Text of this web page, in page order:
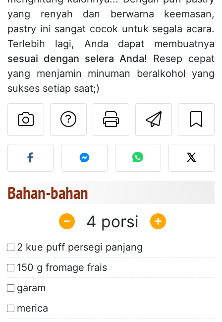
yang renyah dan berwarna keemasan,
pastry ini sangat cocok untuk segala acara.
Terlebih lagi, Anda dapat membuatnya
sesuai dengan selera Anda! Resep cepat
yang menjamin minuman beralkohol yang
sukses setiap saat;)
Kirim
Cetak
Mengajukan
Unggah foto Anda dari
Bahan-bahan
4
2 kue puff persegi panjang
150 g fromage frais
garam
merica